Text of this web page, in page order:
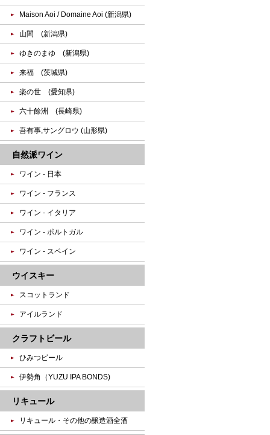
Maison Aoi / Domaine Aoi (新潟県)
山間 (新潟県)
ゆきのまゆ (新潟県)
来福 (茨城県)
楽の世 (愛知県)
六十餘洲 (長崎県)
吾有事,サングロウ (山形県)
自然派ワイン
ワイン - 日本
ワイン - フランス
ワイン - イタリア
ワイン - ポルトガル
ワイン - スペイン
ウイスキー
スコットランド
アイルランド
クラフトビール
ひみつビール
伊勢角（YUZU IPA BONDS)
リキュール
リキュール・その他の醸造酒全酒